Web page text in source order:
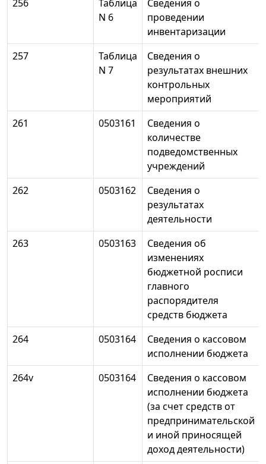
256
Таблица
N 6
Сведения о
проведении
инвентаризации
257
Таблица
N 7
Сведения о
результатах внешних
контрольных
мероприятий
261
0503161
Сведения о
количестве
подведомственных
учреждений
262
0503162
Сведения о
результатах
деятельности
263
0503163
Сведения об
изменениях
бюджетной росписи
главного
распорядителя
средств бюджета
264
0503164
Сведения о кассовом
исполнении бюджета
264v
0503164
Сведения о кассовом
исполнении бюджета
(за счет средств от
предпринимательской
и иной приносящей
доход деятельности)